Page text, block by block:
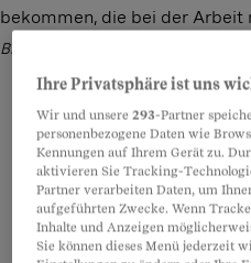
bekommen, die bei der Arbeit
Bild: Freepik – Illustration: Fabian
Teilen Anhören Merken
Artikel teilen
Wo gearbeitet wird,
Material,
Ihre Privatsphäre ist uns
Wir und unsere293-Partner
personenbezogene Daten wie
Kennungen auf Ihrem Gerät zu.
aktivieren Sie Tracking-
Partner verarbeiten Daten, um
aufgeführten Zwecke. Wenn
Inhalte und Anzeigen
Sie können dieses Menü jederzeit